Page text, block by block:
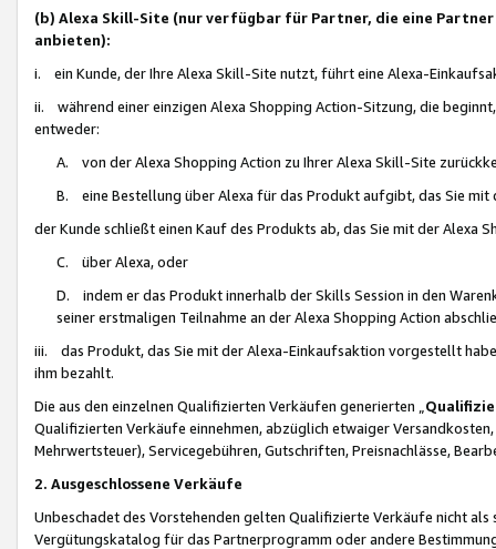
(b) Alexa Skill-Site (nur verfügbar für Partner, die eine
anbieten):
i. ein Kunde, der Ihre Alexa Skill-Site nutzt, führt eine Alexa-
ii. während einer einzigen Alexa Shopping Action-Sitzung, die
entweder:
A. von der Alexa Shopping Action zu Ihrer Alexa Skill-Site
B. eine Bestellung über Alexa für das Produkt aufgibt, das Sie mit
der Kunde schließt einen Kauf des Produkts ab, das Sie mit der Alexa
C. über Alexa, oder
D. indem er das Produkt innerhalb der Skills Session in den
seiner erstmaligen Teilnahme an der Alexa Shopping Action
iii. das Produkt, das Sie mit der Alexa-Einkaufsaktion vorgestellt
ihm bezahlt.
Die aus den einzelnen Qualifizierten Verkäufen generierten „
Qualifizierten Verkäufe einnehmen, abzüglich etwaiger
Mehrwertsteuer), Servicegebühren, Gutschriften, Preisnachlässe,
2. Ausgeschlossene Verkäufe
Unbeschadet des Vorstehenden gelten Qualifizierte Verkäufe nicht
Vergütungskatalog für das Partnerprogramm oder andere